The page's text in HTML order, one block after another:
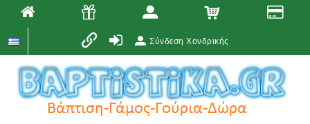
Σύνδεση Χονδρικής